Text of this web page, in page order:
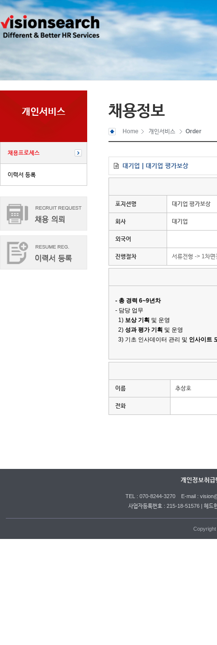
개인서비스
채용프로세스
이력서 등록
채용정보
Home 개인서비스 Order
대기업 | 대기업 평가보상
포지션명 대기업 평가보상
회사 대기업
외국어
진행절차 서류전형 -> 1차
- 총 경력 6~9년차
- 담당 업무
1) 보상 기획 및 운영
2) 성과 평가 기획 및 운영
3) 기초 인사데이터 관리 및 인사이트
이름 추상호
전화
개인정보취급
TEL : 070-8244-3270 E-mail :
사업자등록번호 : 215-18-51576 | 헤드